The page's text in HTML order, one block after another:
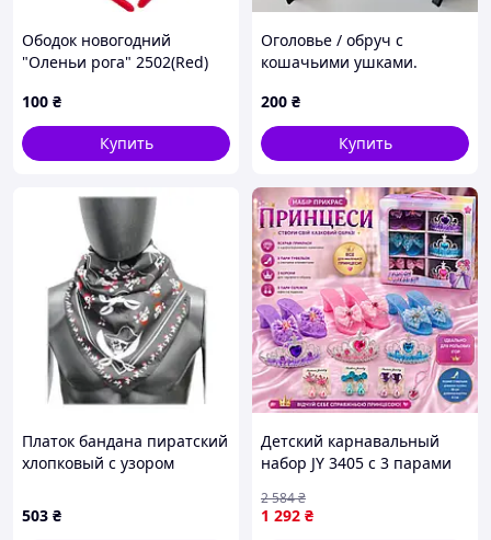
Ободок новогодний
"Оленьи рога" 2502(Red)
100 ₴
Купить
Оголовье / обруч с
кошачьими ушками.
200 ₴
Купить
Платок бандана пиратский
хлопковый с узором
503 ₴
Детский карнавальный
набор JY 3405 с 3 парами
серьгами, аксессуары
принцессы | VELARO
1 292 ₴
2 584₴